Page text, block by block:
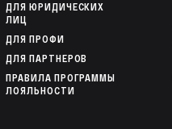
ДЛЯ ЮРИДИЧЕСКИХ
ЛИЦ
ДЛЯ ПРОФИ
ДЛЯ ПАРТНЕРОВ
ПРАВИЛА ПРОГРАММЫ
ЛОЯЛЬНОСТИ